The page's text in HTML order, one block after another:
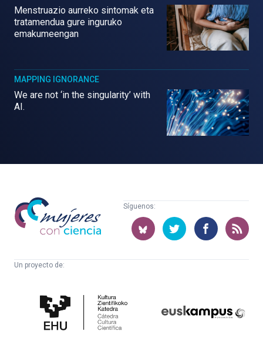
Menstruazio aurreko sintomak eta
tratamendua gure inguruko
emakumeengan
MAPPING IGNORANCE
We are not ‘in the singularity’ with
AI.
Mujeres
con
ciencia
Síguenos:
Un proyecto de:
Cultura
Científica